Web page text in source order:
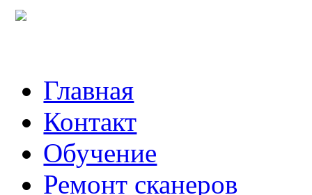
Главная
Контакт
Обучение
Ремонт сканеров